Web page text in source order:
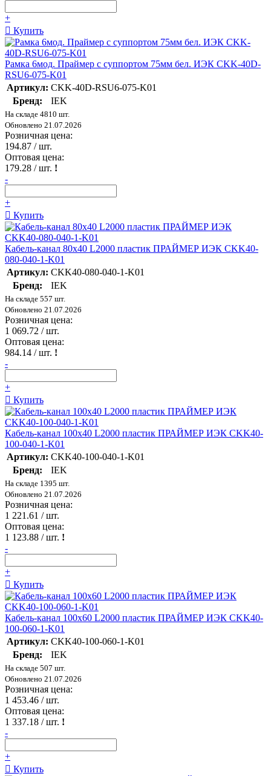
+
Купить
Рамка 6мод. Праймер с суппортом 75мм бел. ИЭК CKK-40D-
RSU6-075-K01
Артикул: CKK-40D-RSU6-075-K01
Бренд:
IEK
На складе 4810 шт.
Обновлено 21.07.2026
Розничная цена:
194.87 / шт.
Оптовая цена:
179.28 / шт. !
-
+
Купить
Кабель-канал 80х40 L2000 пластик ПРАЙМЕР ИЭК CKK40-
080-040-1-K01
Артикул: CKK40-080-040-1-K01
Бренд:
IEK
На складе 557 шт.
Обновлено 21.07.2026
Розничная цена:
1 069.72 / шт.
Оптовая цена:
984.14 / шт. !
-
+
Купить
Кабель-канал 100х40 L2000 пластик ПРАЙМЕР ИЭК CKK40-
100-040-1-K01
Артикул: CKK40-100-040-1-K01
Бренд:
IEK
На складе 1395 шт.
Обновлено 21.07.2026
Розничная цена:
1 221.61 / шт.
Оптовая цена:
1 123.88 / шт. !
-
+
Купить
Кабель-канал 100х60 L2000 пластик ПРАЙМЕР ИЭК CKK40-
100-060-1-K01
Артикул: CKK40-100-060-1-K01
Бренд:
IEK
На складе 507 шт.
Обновлено 21.07.2026
Розничная цена:
1 453.46 / шт.
Оптовая цена:
1 337.18 / шт. !
-
+
Купить